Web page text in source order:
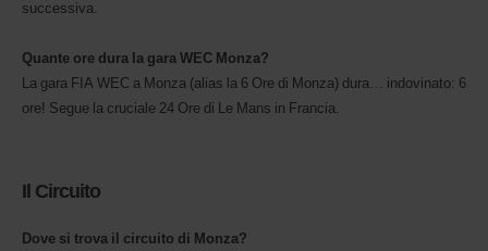
successiva.
Quante ore dura la gara WEC Monza?
La gara FIA WEC a Monza (alias la 6 Ore di Monza) dura… indovinato: 6
ore! Segue la cruciale 24 Ore di Le Mans in Francia.
Il Circuito
Dove si trova il circuito di Monza?